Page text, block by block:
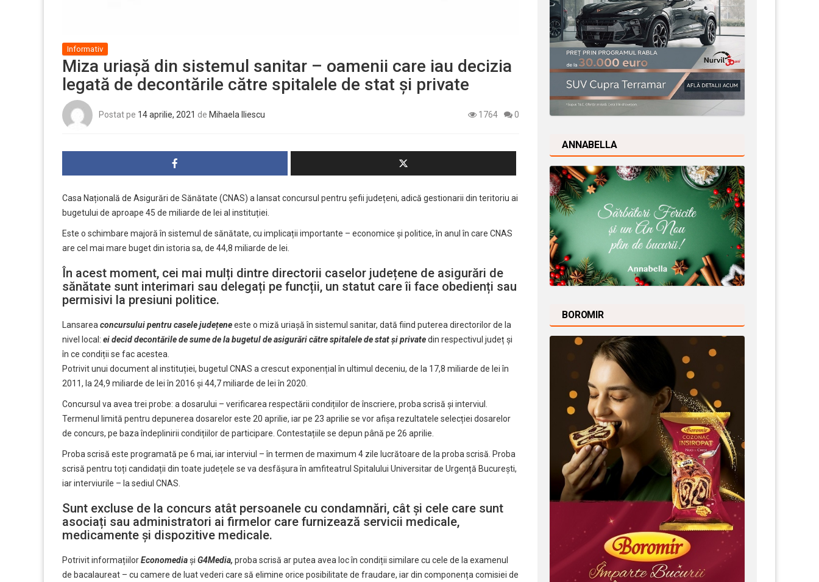
Informativ
Miza uriașă din sistemul sanitar – oamenii care iau decizia
legată de decontările către spitalele de stat și private
Postat pe 14 aprilie, 2021 de Mihaela Iliescu 1764 0
Casa Națională de Asigurări de Sănătate (CNAS) a lansat concursul pentru șefii județeni, adică gestionarii din teritoriu ai
bugetului de aproape 45 de miliarde de lei al instituției.
Este o schimbare majoră în sistemul de sănătate, cu implicații importante – economice și politice, în anul în care CNAS
are cel mai mare buget din istoria sa, de 44,8 miliarde de lei.
În acest moment, cei mai mulți dintre directorii caselor județene de asigurări de
sănătate sunt interimari sau delegați pe funcții, un statut care îi face obedienți sau
permisivi la presiuni politice.
Lansareaconcursului pentru casele județeneeste o miză uriașă în sistemul sanitar, dată fiind puterea directorilor de la
nivel local: ei decid decontările de sume de la bugetul de asigurări către spitalele de stat și privatedin respectivul județ și
în ce condiții se fac acestea.
Potrivit unui document al instituției, bugetul CNAS a crescut exponențial în ultimul deceniu, de la 17,8 miliarde de lei în
2011, la 24,9 miliarde de lei în 2016 și 44,7 miliarde de lei în 2020.
Concursul va avea trei probe: a dosarului – verificarea respectării condițiilor de înscriere, proba scrisă și interviul.
Termenul limită pentru depunerea dosarelor este 20 aprilie, iar pe 23 aprilie se vor afișa rezultatele selecției dosarelor
de concurs, pe baza îndeplinirii condițiilor de participare. Contestațiile se depun până pe 26 aprilie.
Proba scrisă este programată pe 6 mai, iar interviul – în termen de maximum 4 zile lucrătoare de la proba scrisă. Proba
scrisă pentru toți candidații din toate județele se va desfășura în amfiteatrul Spitalului Universitar de Urgență București,
iar interviurile – la sediul CNAS.
Sunt excluse de la concurs atât persoanele cu condamnări, cât și cele care sunt
asociați sau administratori ai firmelor care furnizează servicii medicale,
medicamente și dispozitive medicale.
Potrivit informațiilorEconomediași G4Media, proba scrisă ar putea avea loc în condiții similare cu cele de la examenul
de bacalaureat – cu camere de luat vederi care să elimine orice posibilitate de fraudare, iar din componența comisiei de
ANNABELLA
BOROMIR